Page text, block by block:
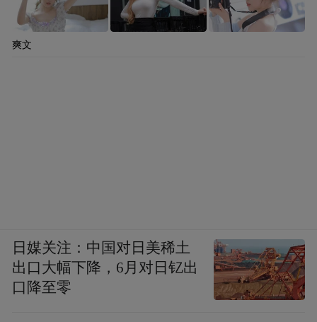
爽文
日媒关注：中国对日美稀土
出口大幅下降，6月对日钇出
口降至零